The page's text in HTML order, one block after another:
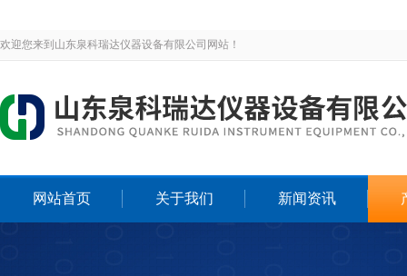
欢迎您来到山东泉科瑞达仪器设备有限公司网站！
网站首页 关于我们 新闻资讯